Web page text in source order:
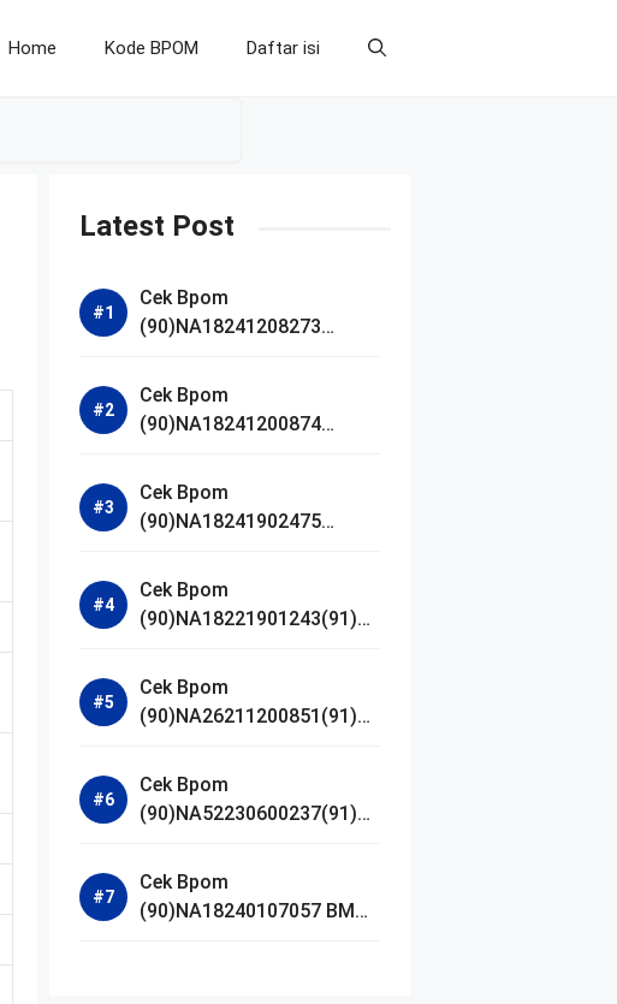
Home Kode BPOM Daftar isi
Latest Post
Cek Bpom
(90)NA18241208273
Bright Radiance Face
Wash
Cek Bpom
(90)NA18241200874
Acne Calm Micellar Water
Cek Bpom
(90)NA18241902475
Cek Bpom
(90)NA18221901243(91)25
Serum
Cek Bpom
(90)NA26211200851(91)24
Madagascar Centella
Ampoule Foam
Cek Bpom
(90)NA52230600237(91)09
De Parfum
Cek Bpom
(90)NA18240107057 BMG